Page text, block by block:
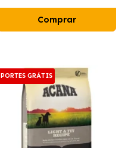
Comprar
PORTES GRÁTIS